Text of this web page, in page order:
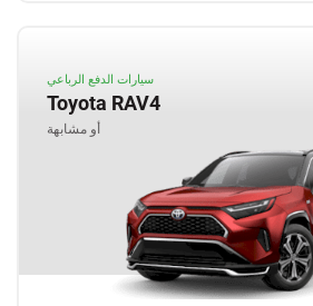
سيارات الدفع الرباعي
Toyota RAV4
أو مشابهة